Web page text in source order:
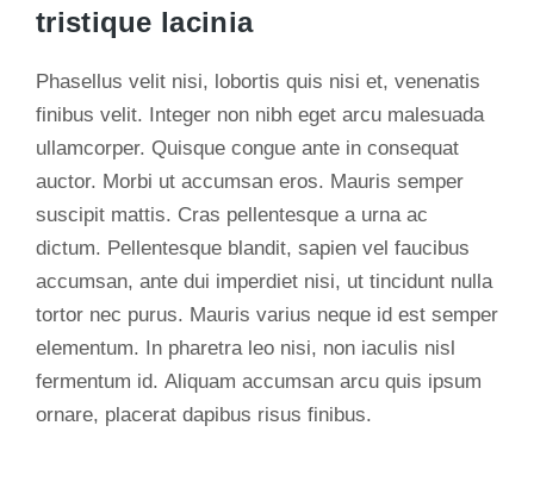
tristique lacinia
Phasellus velit nisi, lobortis quis nisi et, venenatis
finibus velit. Integer non nibh eget arcu malesuada
ullamcorper. Quisque congue ante in consequat
auctor. Morbi ut accumsan eros. Mauris semper
suscipit mattis. Cras pellentesque a urna ac
dictum. Pellentesque blandit, sapien vel faucibus
accumsan, ante dui imperdiet nisi, ut tincidunt nulla
tortor nec purus. Mauris varius neque id est semper
elementum. In pharetra leo nisi, non iaculis nisl
fermentum id. Aliquam accumsan arcu quis ipsum
ornare, placerat dapibus risus finibus.